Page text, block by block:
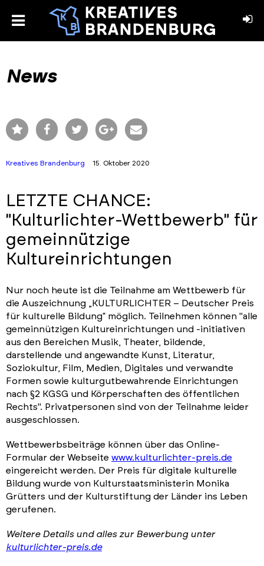
toggle
News
Kreatives Brandenburg 15. Oktober 2020
LETZTE CHANCE:
"Kulturlichter-Wettbewerb" für
gemeinnützige
Kultureinrichtungen
Nur noch heute ist die Teilnahme am Wettbewerb für
die Auszeichnung „KULTURLICHTER – Deutscher Preis
für kulturelle Bildung“ möglich. Teilnehmen können "alle
gemeinnützigen Kultureinrichtungen und -initiativen
aus den Bereichen Musik, Theater, bildende,
darstellende und angewandte Kunst, Literatur,
Soziokultur, Film, Medien, Digitales und verwandte
Formen sowie kulturgutbewahrende Einrichtungen
nach §2 KGSG und Körperschaften des öffentlichen
Rechts". Privatpersonen sind von der Teilnahme leider
ausgeschlossen.
Wettbewerbsbeiträge können über das Online-
Formular der Webseite www.kulturlichter-preis.de
eingereicht werden. Der Preis für digitale kulturelle
Bildung wurde von Kulturstaatsministerin Monika
Grütters und der Kulturstiftung der Länder ins Leben
gerufenen.
Weitere Details und alles zur Bewerbung unter
kulturlichter-preis.de